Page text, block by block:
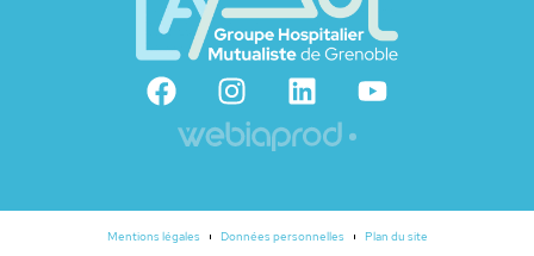
Mentions légales Données personnelles Plan du site